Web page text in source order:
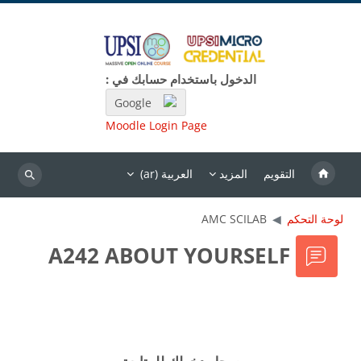
الدخول باستخدام حسابك في :
Google
Moodle Login Page
التقويم المزيد العربية ‎(ar)‎
بحث
لوحة التحكم AMC SCILAB
A242 ABOUT YOURSELF